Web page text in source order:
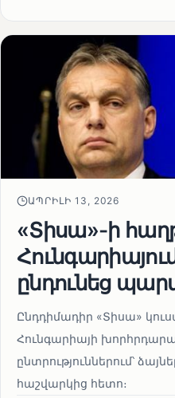
ԱՊՐԻԼԻ 13, 2026
«Տիսա»-ի
ընդունեց
Ընդդիմադիր «Տիսա»
Հունգարիայի
ընտրություններում՝
հաշվարկից հետո։